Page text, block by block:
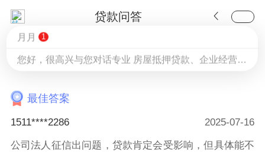
贷款问答
2025-07-16 17:46
最佳答案
1511****2286 2025-07-16
公司法人征信出问题，贷款肯定会受影响，但具体能不
月月 1